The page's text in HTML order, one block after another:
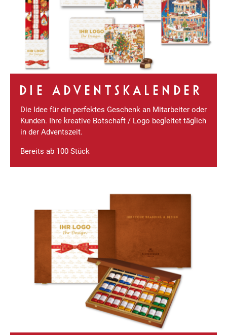
DIE ADVENTSKALENDER
Die Idee für ein perfektes Geschenk an Mitarbeiter oder
Kunden. Ihre kreative Botschaft / Logo begleitet täglich
in der Adventszeit.
Bereits ab 100 Stück